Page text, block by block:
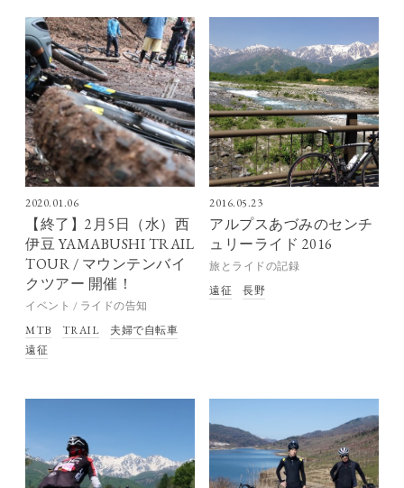
2020.01.06
【終了】2月5日（水）西
伊豆 YAMABUSHI TRAIL
TOUR / マウンテンバイ
クツアー 開催！
イベント / ライドの告知
MTB
TRAIL
夫婦で自転車
遠征
2016.05.23
アルプスあづみのセンチ
ュリーライド 2016
旅とライドの記録
遠征
長野